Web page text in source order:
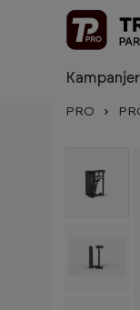
to main content
Skip to search
Skip to main
Kampanjer
PRO